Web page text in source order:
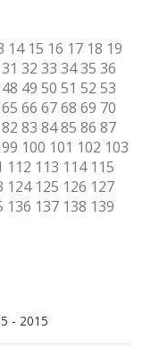
14 15 16 17 18 19
31 32 33 3435 36
48 49 50 51 52 53
65 66 6768 69 70
82 83 8485 86 87
99 100 101 102 103
112 113 114 115
124 125 126 127
136 137 138 139
- 2015